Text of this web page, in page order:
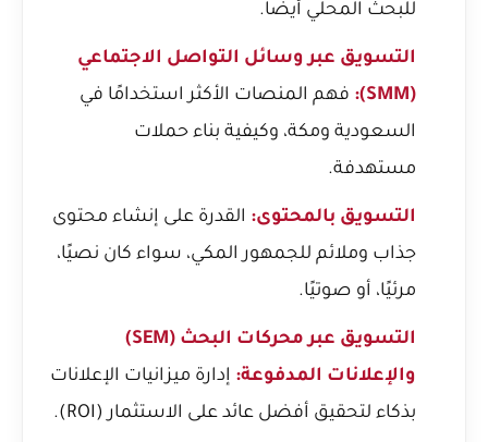
للبحث المحلي أيضًا.
التسويق عبر وسائل التواصل الاجتماعي
(SMM):
فهم المنصات الأكثر استخدامًا في
السعودية ومكة، وكيفية بناء حملات
مستهدفة.
التسويق بالمحتوى: القدرة على إنشاء محتوى
جذاب وملائم للجمهور المكي، سواء كان نصيًا،
مرئيًا، أو صوتيًا.
التسويق عبر محركات البحث (SEM)
والإعلانات المدفوعة: إدارة ميزانيات الإعلانات
بذكاء لتحقيق أفضل عائد على الاستثمار (ROI).